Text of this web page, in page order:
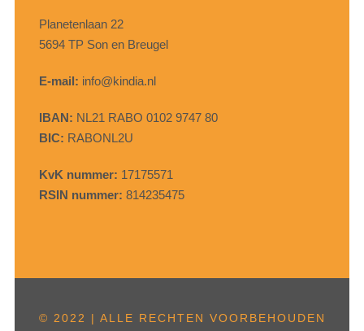
Planetenlaan 22
5694 TP Son en Breugel
E-mail: info@kindia.nl
IBAN: NL21 RABO 0102 9747 80
BIC: RABONL2U
KvK nummer: 17175571
RSIN nummer: 814235475
© 2022 | ALLE RECHTEN VOORBEHOUDEN